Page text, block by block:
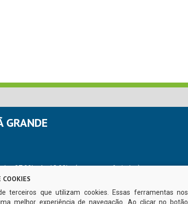
GRANDE
07:00hs às 13:00hs (exceto nos feriados)
COOKIES
terceiros que utilizam cookies. Essas ferramentas nos
melhor experiência de navegação. Ao clicar no botão